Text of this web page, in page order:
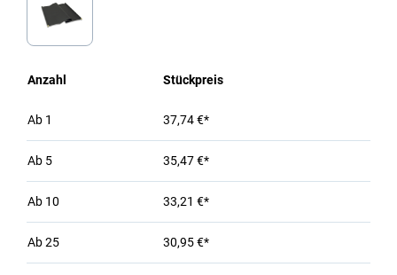
Anzahl Stückpreis
Ab 1 37,74 €*
Ab 5 35,47 €*
Ab 10 33,21 €*
Ab25 30,95 €*